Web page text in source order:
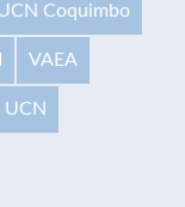
Coquimbo
VAEA
UCN